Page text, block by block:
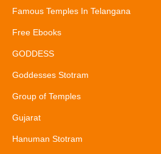
Famous Temples In Telangana
Free Ebooks
GODDESS
Goddesses Stotram
Group of Temples
Gujarat
Hanuman Stotram